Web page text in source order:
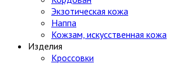
Экзотическая кожа
Наппа
Кожзам, искусственная кожа
Изделия
Кроссовки